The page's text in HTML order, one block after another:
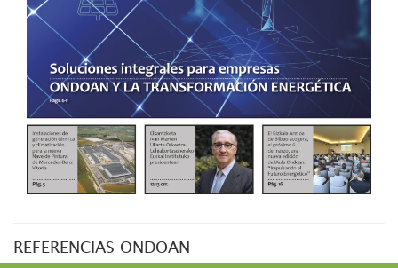
REFERENCIAS ONDOAN